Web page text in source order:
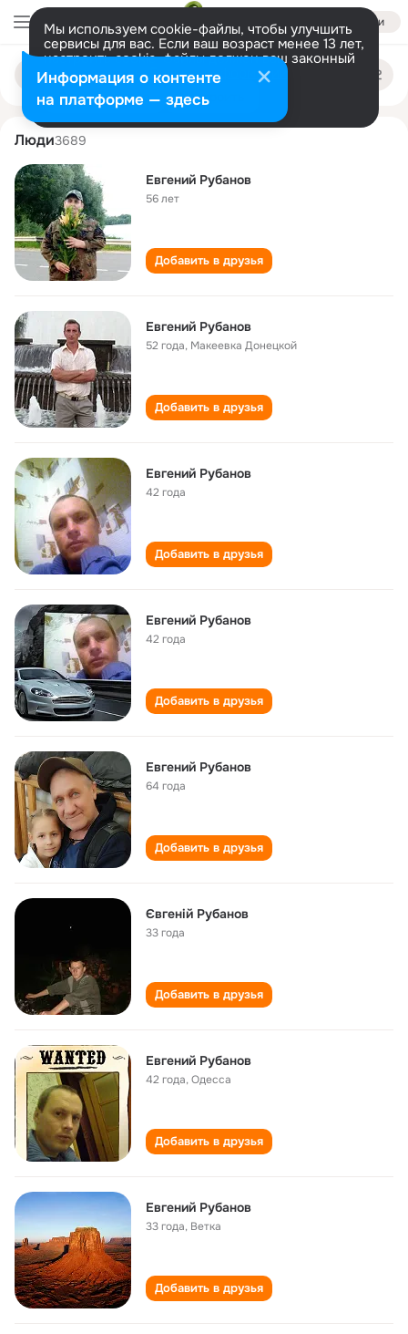
Войти
Мы используем cookie-файлы, чтобы улучшить
сервисы для вас. Если ваш возраст менее 13 лет,
настроить cookie-файлы должен ваш законный
представитель. Больше информации
Разрешить все Настроить
Поиск
людям
evgeniy rubanov
Люди3689
Евгений Рубанов
56 лет
Добавить в друзья
Евгений Рубанов
52 года, Макеевка Донецкой
Добавить в друзья
Евгений Рубанов
42 года
Добавить в друзья
Евгений Рубанов
42 года
Добавить в друзья
Евгений Рубанов
64 года
Добавить в друзья
Євгеній Рубанов
33 года
Добавить в друзья
Евгений Рубанов
42 года,Одесса
Добавить в друзья
Евгений Рубанов
33 года, Ветка
Добавить в друзья
Информация о контенте
на платформе — здесь